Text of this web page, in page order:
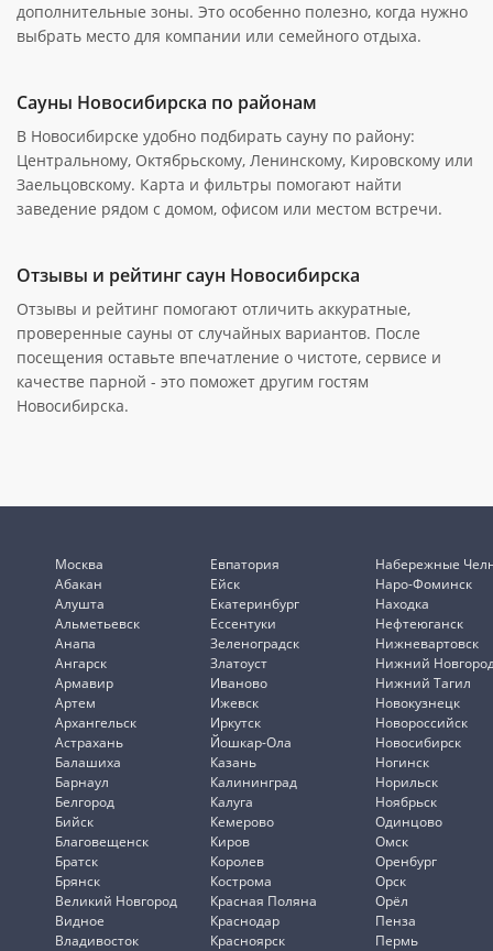
дополнительные зоны. Это особенно полезно, когда нужно
выбрать место для компании или семейного отдыха.
Сауны Новосибирска по районам
В Новосибирске удобно подбирать сауну по району:
Центральному, Октябрьскому, Ленинскому, Кировскому или
Заельцовскому. Карта и фильтры помогают найти
заведение рядом с домом, офисом или местом встречи.
Отзывы и рейтинг саун Новосибирска
Отзывы и рейтинг помогают отличить аккуратные,
проверенные сауны от случайных вариантов. После
посещения оставьте впечатление о чистоте, сервисе и
качестве парной - это поможет другим гостям
Новосибирска.
Москва
Абакан
Алушта
Альметьевск
Анапа
Ангарск
Армавир
Артем
Архангельск
Астрахань
Балашиха
Барнаул
Белгород
Бийск
Благовещенск
Братск
Брянск
Великий Новгород
Видное
Владивосток
Евпатория
Ейск
Екатеринбург
Ессентуки
Зеленоградск
Златоуст
Иваново
Ижевск
Иркутск
Йошкар-Ола
Казань
Калининград
Калуга
Кемерово
Киров
Королев
Кострома
Красная Поляна
Краснодар
Красноярск
Набережные
Наро-Фоминск
Находка
Нефтеюганск
Нижневартовск
Нижний
Нижний Тагил
Новокузнецк
Новороссийск
Новосибирск
Ногинск
Норильск
Ноябрьск
Одинцово
Омск
Оренбург
Орск
Орёл
Пенза
Пермь